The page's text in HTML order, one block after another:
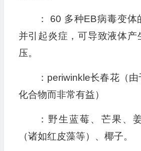
： 60 多种EB病毒变
并引起炎症，可导致液体产
压。
：periwinkle长春花（
化合物而非常有益）
：野生蓝莓、芒果、
（诸如红皮藻等）、椰子。